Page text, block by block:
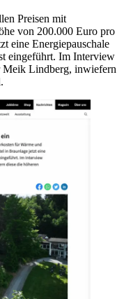
Preisen mit
von 200.000 Euro pro
eine Energiepauschale
eingeführt. Im Interview
Lindberg, inwiefern